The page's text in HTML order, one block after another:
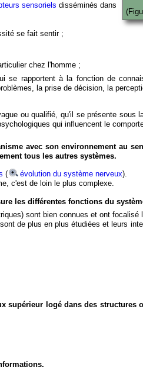
sensoriels disséminés dans
se fait sentir ;
chez l'homme ;
se rapportent à la fonction de
la prise de décision, la
ou qualifié, qu'il se présente sous
qui influencent le
avec son environnement au
tous les autres systèmes.
( évolution du système nerveux).
c'est de loin le plus complexe.
les différentes fonctions du
sont bien connues et ont focalisé
de plus en plus étudiées et leurs
supérieur logé dans des